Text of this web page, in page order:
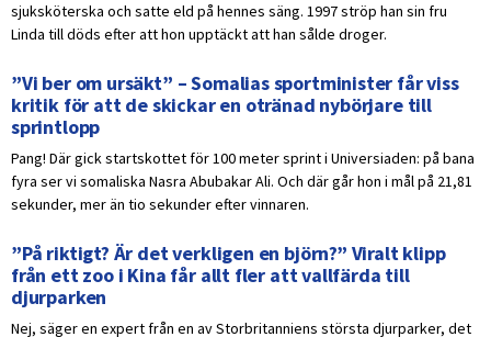
sjuksköterska och satte eld på hennes säng. 1997 ströp han sin fru
Linda till döds efter att hon upptäckt att han sålde droger.
”Vi ber om ursäkt” – Somalias sportminister får viss
kritik för att de skickar en otränad nybörjare till
sprintlopp
Pang! Där gick startskottet för 100 meter sprint i Universiaden: på bana
fyra ser vi somaliska Nasra Abubakar Ali. Och där går hon i mål på 21,81
sekunder, mer än tio sekunder efter vinnaren.
”På riktigt? Är det verkligen en björn?” Viralt klipp
från ett zoo i Kina får allt fler att vallfärda till
djurparken
Nej, säger en expert från en av Storbritanniens största djurparker, det